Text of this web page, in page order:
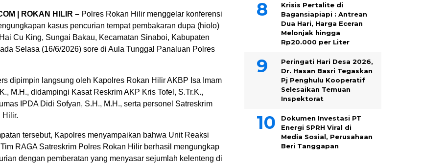
| ROKAN HILIR – Polres Rokan Hilir menggelar konferensi
kasus pencurian tempat pembakaran dupa (hiolo)
Cu King, Sungai Bakau, Kecamatan Sinaboi, Kabupaten
Selasa (16/6/2026) sore di Aula Tunggal Panaluan Polres
dipimpin langsung oleh Kapolres Rokan Hilir AKBP Isa Imam
M.H., didampingi Kasat Reskrim AKP Kris Tofel, S.Tr.K.,
IPDA Didi Sofyan, S.H., M.H., serta personel Satreskrim
Hilir.
tersebut, Kapolres menyampaikan bahwa Unit Reaksi
RAGA Satreskrim Polres Rokan Hilir berhasil mengungkap
dengan pemberatan yang menyasar sejumlah kelenteng di
Krisis Pertalite di
Bagansiapiapi : Antrean
Dua Hari, Harga Eceran
Melonjak hingga
Rp20.000 per Liter
Peringati Hari Desa 2026,
Dr. Hasan Basri Tegaskan
Pj Penghulu Kooperatif
Selesaikan Temuan
Inspektorat
Dokumen Investasi PT
Energi SPRH Viral di
Media Sosial, Perusahaan
Beri Tanggapan